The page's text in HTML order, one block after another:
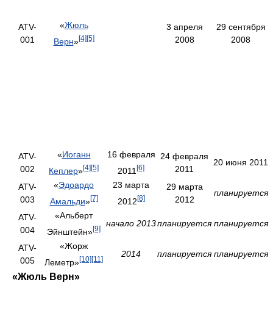
ATV-
001
«Жюль
Верн»[4] [5]
3 апреля
2008
29 сентября
2008
ATV-
002
«Иоганн
Кеплер»[4] [5]
16 февраля
2011 [6]
24 февраля
2011
20 июня 2011
ATV-
003
«Эдоардо
Амальди»[7]
23 марта
2012 [8]
29 марта
2012
планируется
ATV-
004
«Альберт
Эйнштейн»[9]
начало 2013планируется планируется
ATV-
005
«Жорж
Леметр»[10] [11]
2014 планируется планируется
«Жюль Верн»